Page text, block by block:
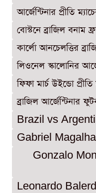
আর্জেন্টিনার প্রীতি
বোস্টনে ব্রাজিল বনাম
কার্লো আনচেলত্তির
লিওনেল স্কালোনির
ফিফা মার্চ উইন্ডো
ব্রাজিল আর্জেন্টিনার
Brazil vs
Gabriel
Gonzalo
Leonardo